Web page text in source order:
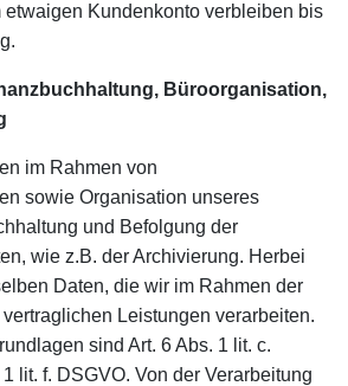
etwaigen Kundenkonto verbleiben bis
Büroorganisation,
im Rahmen von
sowie Organisation unseres
und Befolgung der
wie z.B. der Archivierung. Herbei
Daten, die wir im Rahmen der
Leistungen verarbeiten.
sind Art. 6 Abs. 1 lit. c.
lit. f. DSGVO. Von der Verarbeitung